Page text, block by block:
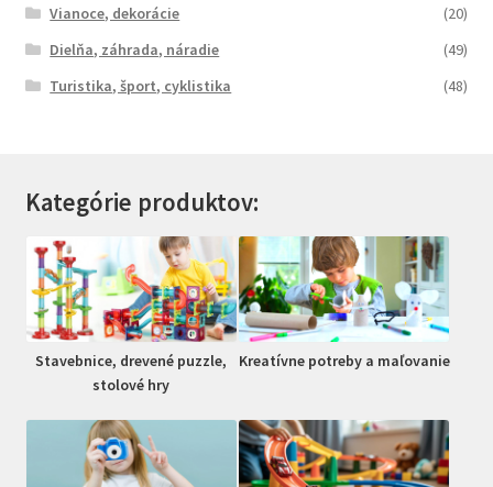
Vianoce, dekorácie
(20)
Dielňa, záhrada, náradie
(49)
Turistika, šport, cyklistika
(48)
Kategórie produktov:
Stavebnice, drevené puzzle,
stolové hry
Kreatívne potreby a maľovanie